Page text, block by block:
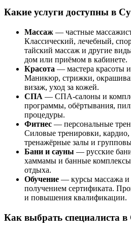
Какие услуги доступны в
Массаж — частные
Классический, лечебный,
тайский массаж и другие
дом или приёмом в кабинете.
Красота — мастера красоты
Маникюр, стрижки,
визаж, уход за кожей.
СПА — СПА-салоны и
программы, обёртывания,
процедуры.
Фитнес — персональные
Силовые тренировки, кардио,
тренажёрные залы и
Бани и сауны — русские
хаммамы и банные
отдыха.
Обучение — курсы массажа и
получением сертификата.
и повышения квалификации.
Как выбрать специалиста